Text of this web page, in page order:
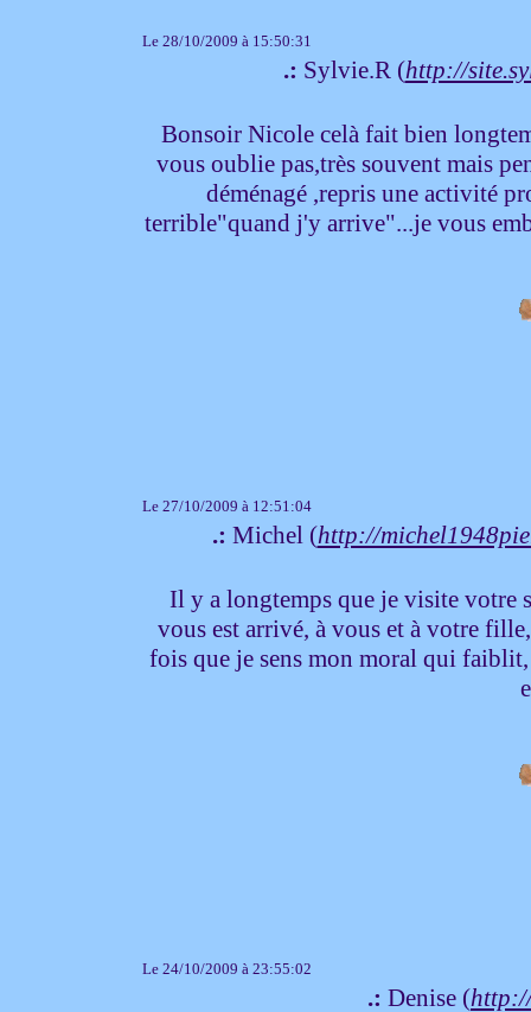
Le 28/10/2009 à 15:50:31
.: Sylvie.R (http://
Bonsoir Nicole celà fait bien
vous oublie pas,très souvent mais
déménagé ,repris une activité
terrible"quand j'y arrive"...je vous
Le 27/10/2009 à 12:51:04
.: Michel (http://
Il y a longtemps que je visite votre
vous est arrivé, à vous et à votre
fois que je sens mon moral qui
Le 24/10/2009 à 23:55:02
.: Denise (